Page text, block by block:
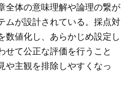
全体の意味理解や論理の繋が
ムが設計されている。採点対
数値化し、あらかじめ設定し
せて公正な評価を行うこと
や主観を排除しやすくなっ